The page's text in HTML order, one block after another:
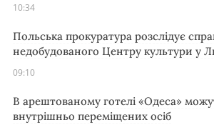
10:34
Польська прокуратура розслідує
недобудованого Центру культури у
09:10
В арештованому готелі «Одеса»
внутрішньо переміщених осіб